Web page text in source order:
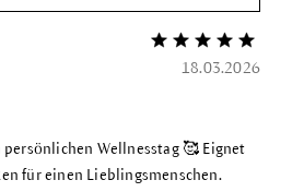
Bewertung mit 5
18.03.2026
persönlichen Wellnesstag 🥰 Eignet
für einen Lieblingsmenschen.